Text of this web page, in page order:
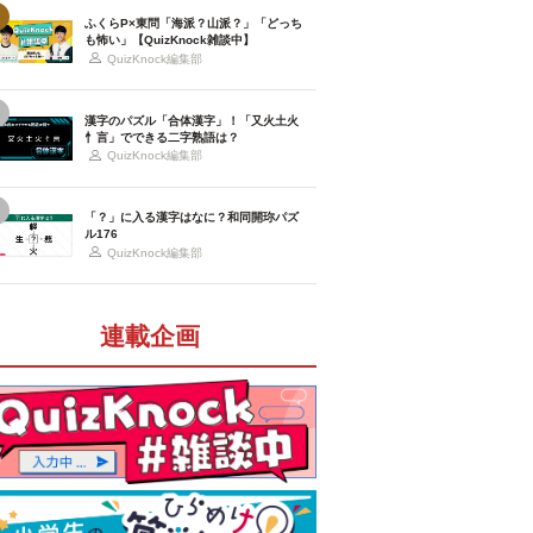
ふくらP×東問「海派？山派？」「どっち
も怖い」【QuizKnock雑談中】
QuizKnock編集部
漢字のパズル「合体漢字」！「又火土火
忄言」でできる二字熟語は？
QuizKnock編集部
「？」に入る漢字はなに？和同開珎パズ
ル176
QuizKnock編集部
連載企画